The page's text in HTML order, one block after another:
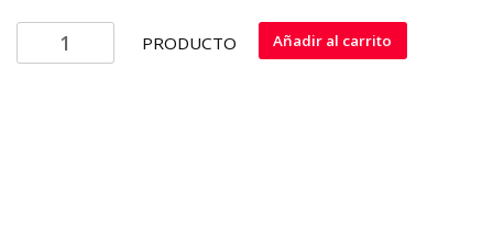
HERRAMIENTAS
YEMAYA
PRODUCTO Añadir al carrito